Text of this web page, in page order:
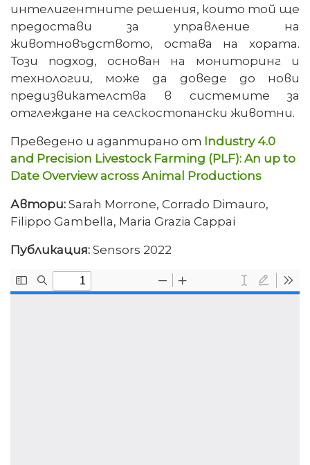
интелигентните решения, които той ще
предостави за управление на
животновъдството, остава на хората.
Този подход, основан на мониторинг и
технологии, може да доведе до нови
предизвикателства в системите за
отглеждане на селскостопански животни.
Преведено и адаптирано от Industry 4.0
and Precision Livestock Farming (PLF): An up to
Date Overview across Animal Productions
Автори:Sarah Morrone, Corrado Dimauro,
Filippo Gambella, Maria Grazia Cappai
Публикация:Sensors 2022